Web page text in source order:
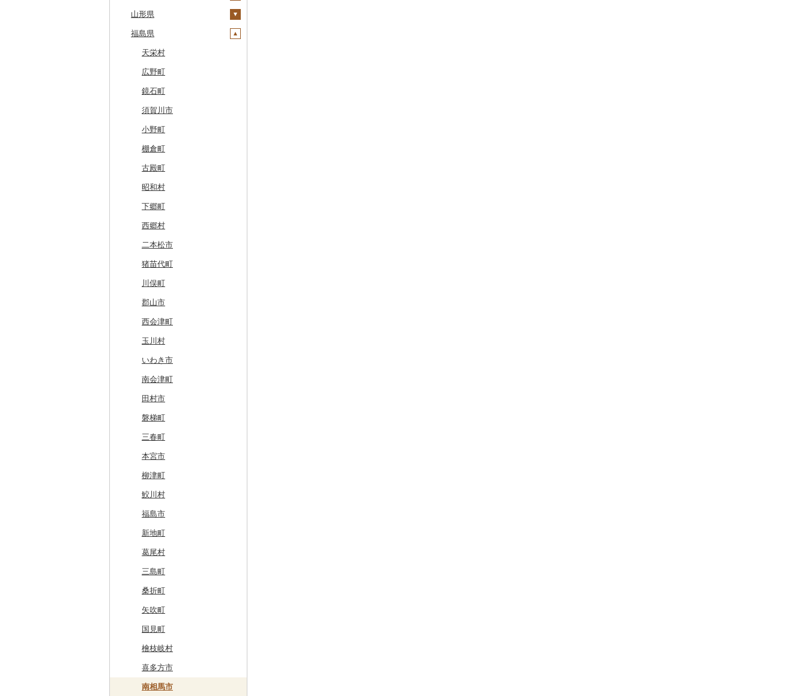
せたな町
旭川市
森町
稚内市
標津町
清里町
北斗市
留萌市
白糠町
釧路町
名寄市
美唄市
厚岸町
南富良野町
上富良野町
和寒町
紋別市
乙部町
根室市
三笠市
東川町
厚真町
奥尻町
網走市
浦河町
広尾町
中札内村
滝川市
比布町
鶴居村
釧路市
苫前町
当別町
占冠村
上士幌町
平取町
五戸町
藤崎町
六ヶ所村
東北町
三戸町
東通村
黒石市
おいらせ町
鶴田町
階上町
深浦町
青森市
田子町
新郷村
横浜町
野辺地町
佐井村
六戸町
五所川原市
平川市
蓬田村
中泊町
外ヶ浜町
つがる市
弘前市
鰺ヶ沢町
むつ市
田舎館村
青森県（県庁）
三沢市
西目屋村
岩手町
矢巾町
釜石市
野田村
普代村
一戸町
陸前高田市
紫波町
滝沢市
住田町
葛巻町
花巻市
岩泉町
田野畑村
盛岡市
遠野市
奥州市
雫石町
岩手県（県庁）
一関市
久慈市
西和賀町
北上市
平泉町
洋野町
大船渡市
山田町
大槌町
色麻町
丸森町
大衡村
加美町
利府町
白石市
登米市
山元町
名取市
川崎町
村田町
栗原市
富谷市
岩沼市
七ヶ宿町
大崎市
塩竈市
石巻市
多賀城市
宮城県（県庁）
亘理町
蔵王町
女川町
気仙沼市
美里町
松島町
大和町
大郷町
南三陸町
仙台市
大河原町
角田市
涌谷町
東松島市
大潟村
横手市
能代市
小坂町
仙北市
井川町
潟上市
三種町
藤里町
湯沢市
大館市
由利本荘市
にかほ市
羽後町
秋田県（県庁）
秋田市
男鹿市
美郷町
東成瀬村
五城目町
北秋田市
八峰町
鹿角市
大仙市
八郎潟町
山形県
村山市
尾花沢市
上山市
河北町
酒田市
新庄市
長井市
小国町
南陽市
中山町
庄内町
大石田町
川西町
鶴岡市
山形県（県庁）
金山町
東根市
飯豊町
鮭川村
大蔵村
山辺町
戸沢村
舟形町
最上町
真室川町
寒河江市
西川町
高畠町
山形市
三川町
大江町
米沢市
福島県
天栄村
広野町
鏡石町
須賀川市
小野町
棚倉町
古殿町
昭和村
下郷町
西郷村
二本松市
猪苗代町
川俣町
郡山市
西会津町
玉川村
いわき市
南会津町
田村市
磐梯町
三春町
本宮市
柳津町
鮫川村
福島市
新地町
葛尾村
三島町
桑折町
矢吹町
国見町
檜枝岐村
喜多方市
南相馬市